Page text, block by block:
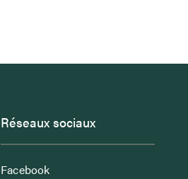
Réseaux sociaux
Facebook